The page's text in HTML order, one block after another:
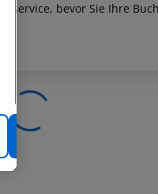
bevor Sie Ihre